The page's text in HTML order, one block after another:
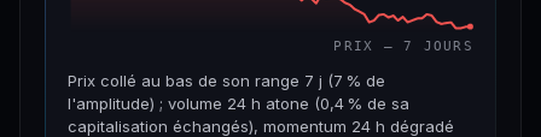
PRIX — 7 JOURS
Prix collé au bas de son range 7 j (7 % de
l'amplitude) ; volume 24 h atone (0,4 % de sa
capitalisation échangés), momentum 24 h dégradé